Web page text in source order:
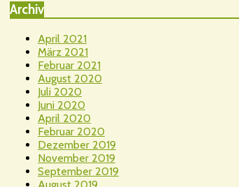
Archiv
April 2021
März 2021
Februar 2021
August 2020
Juli 2020
Juni 2020
April 2020
Februar 2020
Dezember 2019
November 2019
September 2019
August 2019